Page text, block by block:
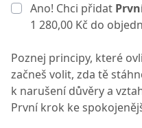
Ano! Chci přidat
1 280,00 Kč do
Poznej principy, které
začneš volit, zda tě
k narušení důvěry a
První krok ke